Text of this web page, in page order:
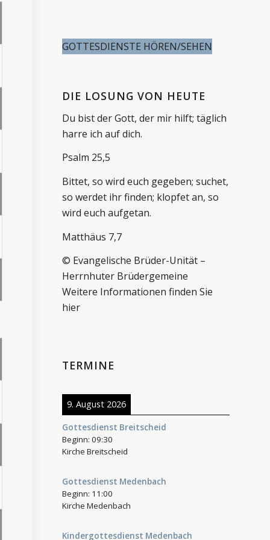
GOTTESDIENSTE HÖREN/SEHEN
DIE LOSUNG VON HEUTE
Du bist der Gott, der mir hilft; täglich
harre ich auf dich.
Psalm 25,5
Bittet, so wird euch gegeben; suchet,
so werdet ihr finden; klopfet an, so
wird euch aufgetan.
Matthäus 7,7
© Evangelische Brüder-Unität –
Herrnhuter Brüdergemeine
Weitere Informationen finden Sie
hier
TERMINE
9. August 2026
Gottesdienst Breitscheid
Beginn:09:30
Kirche Breitscheid
Gottesdienst Medenbach
Beginn: 11:00
Kirche Medenbach
Kindergottesdienst Medenbach